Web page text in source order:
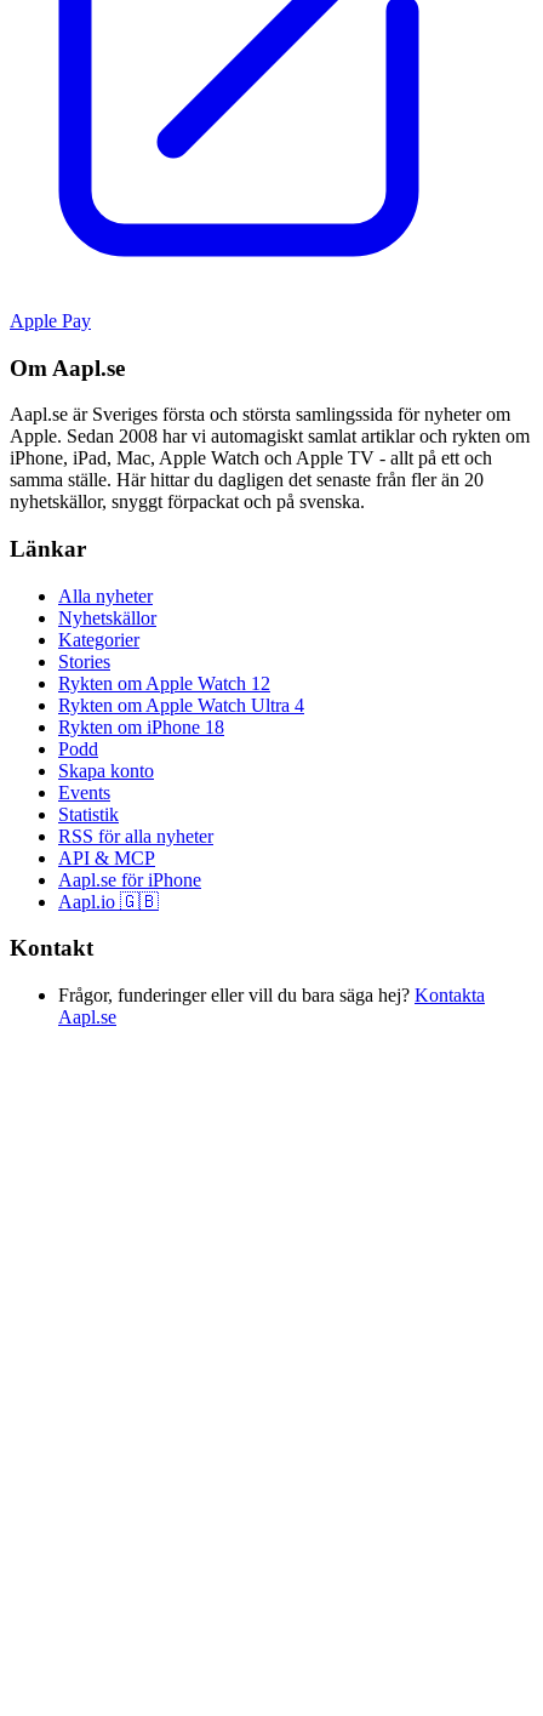
Apple Pay
Om Aapl.se
Aapl.se är Sveriges första och största samlingssida för nyheter om
Apple. Sedan 2008 har vi automagiskt samlat artiklar och rykten om
iPhone, iPad, Mac, Apple Watch och Apple TV - allt på ett och
samma ställe. Här hittar du dagligen det senaste från fler än 20
nyhetskällor, snyggt förpackat och på svenska.
Länkar
Alla nyheter
Nyhetskällor
Kategorier
Stories
Rykten om Apple Watch 12
Rykten om Apple Watch Ultra 4
Rykten om iPhone 18
Podd
Skapa konto
Events
Statistik
RSS för alla nyheter
API & MCP
Aapl.se för iPhone
Aapl.io 🇬🇧
Kontakt
Frågor, funderinger eller vill du bara säga hej? Kontakta
Aapl.se